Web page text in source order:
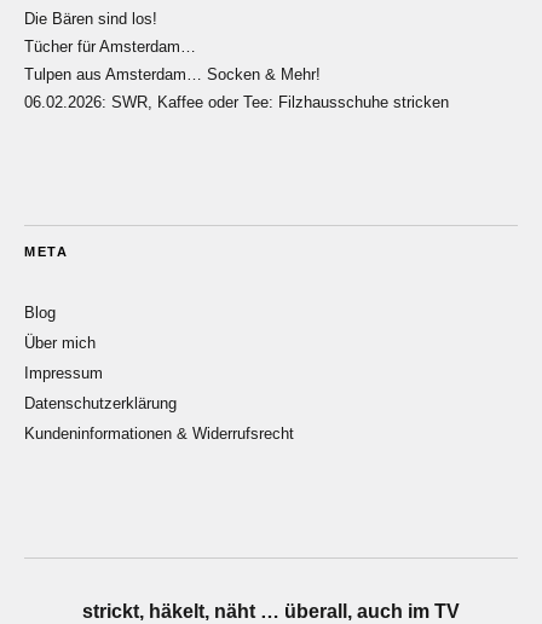
Die Bären sind los!
Tücher für Amsterdam…
Tulpen aus Amsterdam… Socken & Mehr!
06.02.2026: SWR, Kaffee oder Tee: Filzhausschuhe stricken
META
Blog
Über mich
Impressum
Datenschutzerklärung
Kundeninformationen & Widerrufsrecht
strickt, häkelt, näht … überall, auch im TV